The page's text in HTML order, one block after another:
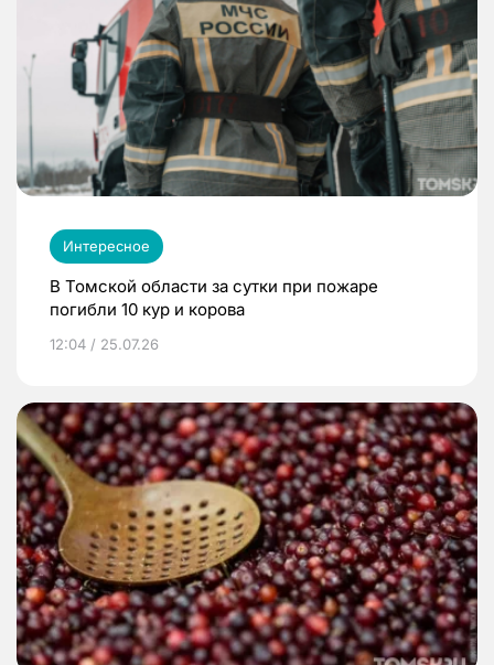
Интересное
В Томской области за сутки при пожаре
погибли 10 кур и корова
12:04 / 25.07.26